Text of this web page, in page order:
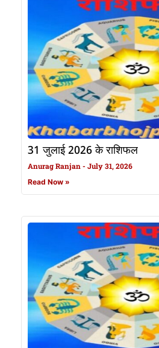
31 जुलाई 2026 के राशिफल
Anurag Ranjan July 31, 2026
Read Now »